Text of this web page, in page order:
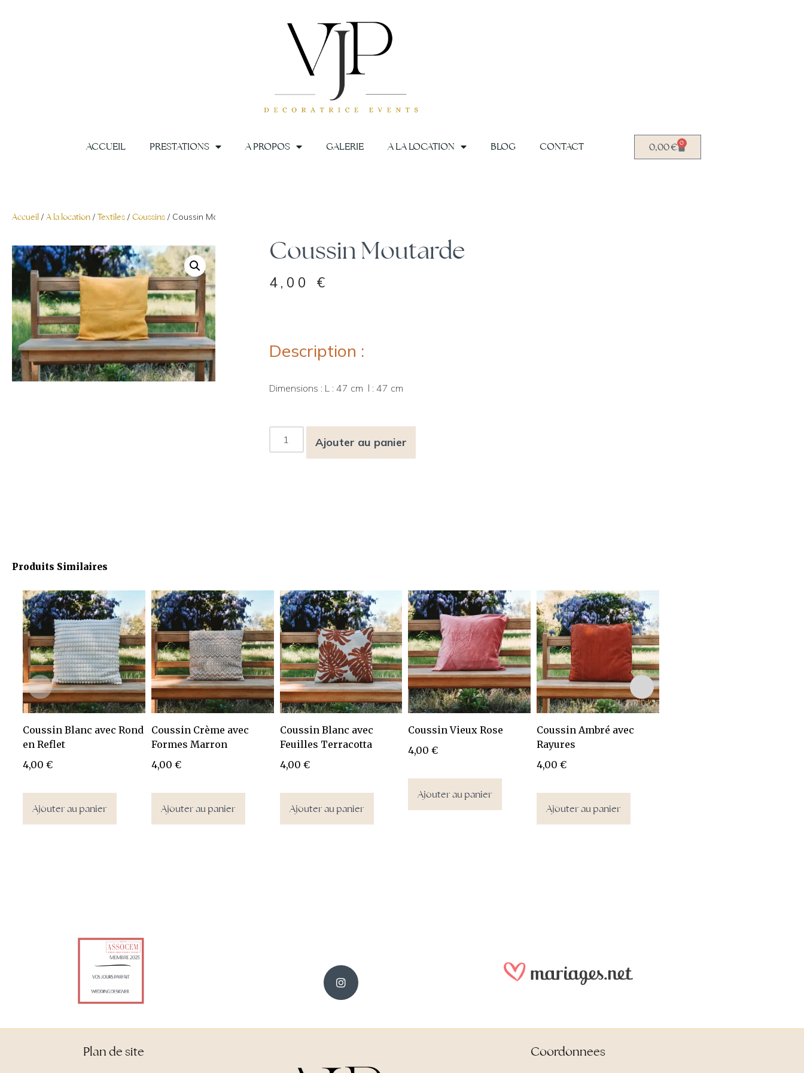
ACCUEIL PRESTATIONS A PROPOS GALERIE A LA LOCATION BLOG CONTACT 0,00€ 0
Accueil / A la location / Textiles / Coussins / Coussin Moutarde
Coussin Moutarde
4,00 €
Description :
Dimensions : L : 47 cm l : 47 cm
Ajouter au panier
Produits Similaires
Coussin Blanc avec Rond
en Reflet
4,00 €
Ajouter au panier
Coussin Crème avec
Formes Marron
4,00 €
Ajouter au panier
Coussin Blanc avec
Feuilles Terracotta
4,00 €
Ajouter au panier
Coussin Vieux Rose
4,00€
Ajouter au panier
Coussin Ambré avec
Rayures
4,00€
Ajouter au panier
Plan de site Coordonnees